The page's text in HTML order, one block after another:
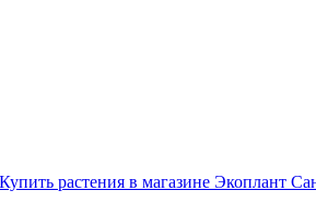
растения в магазине Экоплант